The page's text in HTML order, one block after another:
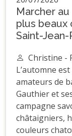
Marcher
plus beaux
Saint-
Christine -
L’automne
amateurs de
Gauthier et
campagne
châtaigniers,
couleurs